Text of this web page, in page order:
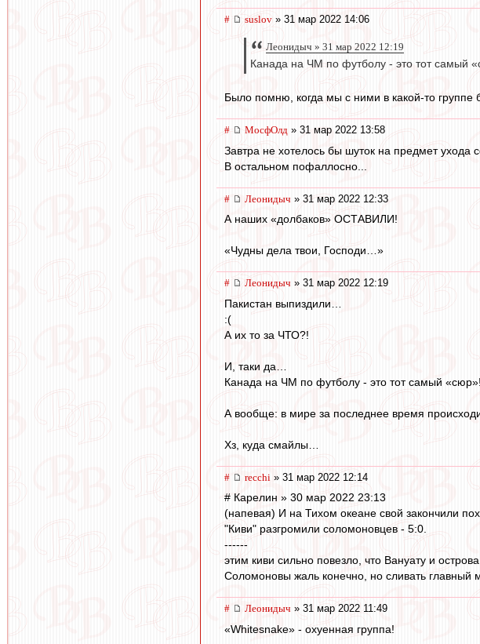
# suslov » 31 мар 2022 14:06
Леонидыч » 31 мар 2022 12:19
Канада на ЧМ по футболу - это тот самый
Было помню, когда мы с ними в какой-то группе
# МосфОлд » 31 мар 2022 13:58
Завтра не хотелось бы шуток на предмет ухода
В остальном пофаллосно...
# Леонидыч » 31 мар 2022 12:33
А наших «долбаков» ОСТАВИЛИ!
«Чудны дела твои, Господи…»
# Леонидыч » 31 мар 2022 12:19
Пакистан выпиздили…
:(
А их то за ЧТО?!
И, таки да…
Канада на ЧМ по футболу - это тот самый «сюр»!
А вообще: в мире за последнее время
Хз, куда смайлы…
# recchi » 31 мар 2022 12:14
# Карелин » 30 мар 2022 23:13
(напевая) И на Тихом океане свой закончили
"Киви" разгромили соломоновцев - 5:0.
------
этим киви сильно повезло, что Вануату и
Соломоновы жаль конечно, но сливать
# Леонидыч » 31 мар 2022 11:49
«Whitesnake» - охуенная группа!